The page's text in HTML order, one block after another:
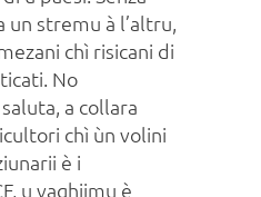
stremu à l’altru,
chì risicani di
No
a collara
chì ùn volini
è i
u vaghjimu è